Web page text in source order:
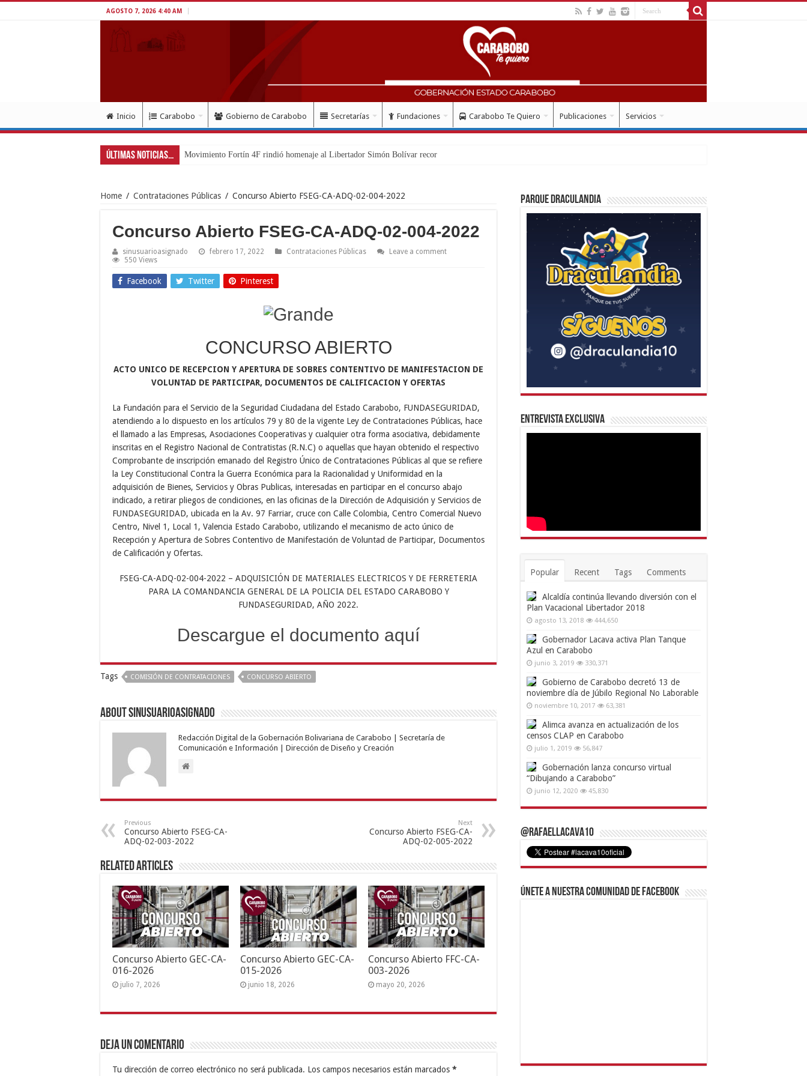
AGOSTO 7, 2026 4:40 AM
Inicio Carabobo Gobierno de Carabobo Secretarías Fundaciones Carabobo Te Quiero Publicaciones Servicios
Últimas Noticias... Movimiento Fortín 4F rindió homenaje al Libertador Simón Bolívar recordando su gesta em
Home / Contrataciones Públicas / Concurso Abierto FSEG-CA-ADQ-02-004-2022
Concurso Abierto FSEG-CA-ADQ-02-004-2022
sinusuarioasignado febrero 17, 2022 Contrataciones Públicas
Leave a comment
550 Views
Facebook Twitter Pinterest
CONCURSO ABIERTO
ACTO UNICO DE RECEPCION Y APERTURA DE SOBRES CONTENTIVO DE MANIFESTACION DE
VOLUNTAD DE PARTICIPAR, DOCUMENTOS DE CALIFICACION Y OFERTAS
La Fundación para el Servicio de la Seguridad Ciudadana del Estado Carabobo, FUNDASEGURIDAD,
atendiendo a lo dispuesto en los artículos 79 y 80 de la vigente Ley de Contrataciones Públicas, hace
el llamado a las Empresas, Asociaciones Cooperativas y cualquier otra forma asociativa, debidamente
inscritas en el Registro Nacional de Contratistas (R.N.C) o aquellas que hayan obtenido el respectivo
Comprobante de inscripción emanado del Registro Único de Contrataciones Públicas al que se refiere
la Ley Constitucional Contra la Guerra Económica para la Racionalidad y Uniformidad en la
adquisición de Bienes, Servicios y Obras Publicas, interesadas en participar en el concurso abajo
indicado, a retirar pliegos de condiciones, en las oficinas de la Dirección de Adquisición y Servicios de
FUNDASEGURIDAD, ubicada en la Av. 97 Farriar, cruce con Calle Colombia, Centro Comercial Nuevo
Centro, Nivel 1, Local 1, Valencia Estado Carabobo, utilizando el mecanismo de acto único de
Recepción y Apertura de Sobres Contentivo de Manifestación de Voluntad de Participar, Documentos
de Calificación y Ofertas.
FSEG-CA-ADQ-02-004-2022 – ADQUISICIÓN DE MATERIALES ELECTRICOS Y DE FERRETERIA
PARA LA COMANDANCIA GENERAL DE LA POLICIA DEL ESTADO CARABOBO Y
FUNDASEGURIDAD, AÑO 2022.
Descargue el documento aquí
Tags COMISIÓN DE CONTRATACIONES CONCURSO ABIERTO
About sinusuarioasignado
Redacción Digital de la Gobernación Bolivariana de Carabobo | Secretaría de
Comunicación e Información | Dirección de Diseño y Creación
Previous
Concurso Abierto FSEG-CA-
ADQ-02-003-2022
Next
Concurso Abierto FSEG-CA-
ADQ-02-005-2022
Related Articles
Concurso Abierto GEC-CA-
016-2026
julio 7, 2026
Concurso Abierto GEC-CA-
015-2026
junio 18, 2026
Concurso Abierto FFC-CA-
003-2026
mayo 20, 2026
Deja un comentario
Tu dirección de correo electrónico no será publicada. Los campos necesarios están marcados *
Parque Draculandia
Entrevista Exclusiva
Popular Recent Tags Comments
Alcaldía continúa llevando diversión con el
Plan Vacacional Libertador 2018
agosto 13, 2018 444,650
Gobernador Lacava activa Plan Tanque
Azul en Carabobo
junio 3, 2019 330,371
Gobierno de Carabobo decretó 13 de
noviembre día de Júbilo Regional No Laborable
noviembre 10, 2017 63,381
Alimca avanza en actualización de los
censos CLAP en Carabobo
julio 1, 2019 56,847
Gobernación lanza concurso virtual
“Dibujando a Carabobo”
junio 12, 2020 45,830
@RafaelLacava10
Únete a nuestra comunidad de Facebook